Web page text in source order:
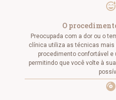
O
Preocupada com a dor ou o
clínica utiliza as técnicas mais
procedimento confortável e
permitindo que você volte à